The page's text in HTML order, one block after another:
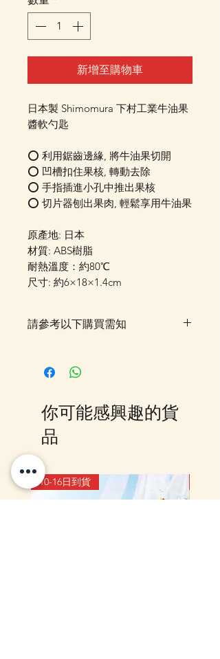
新增至購物車
日本製 Shimomura 下村工業牛油果
醬軟勺匙
⭕ 利用鋸齒邊緣, 將牛油果切開
⭕ 凹槽扣住果核, 轉動去除
⭕ 手指插進小孔中推出果核
⭕ 切片器刨出果肉, 輕鬆享用牛油果
原產地: 日本
材質: ABS樹脂
耐熱溫度：約80℃
尺寸: 約6×18×1.4cm
請參考以下購買需知
我們大阪分公司採購及空運到香
Whatsapp 我們查詢最更新的貨
期，如客戶與現貨貨品一起購買滿
指定包送貨金額，需待所有貨到齊
後才一起寄出，方能享受相關優
惠，如郵局櫃位取件或順豐到付,
客戶則可選擇現貨的先行寄出或到
你可能感興趣的貨
品
10-16日到貨